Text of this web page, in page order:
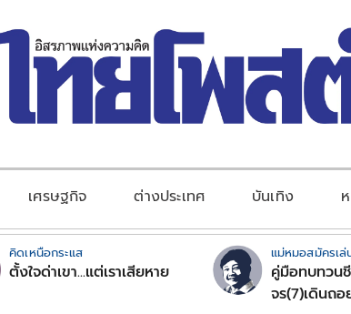
เศรษฐกิจ ต่างประเทศ บันเทิง
คิดเหนือกระแส
ตั้งใจด่าเขา...แต่เราเสียหาย
แม่หมอสมัครเล่
คู่มือทบทวน
จร(7)เดินถ